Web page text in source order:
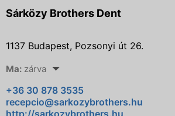
Sárközy Brothers Dent
1137 Budapest, Pozsonyi út 26.
Ma: zárva
+36 30 878 3535
recepcio@sarkozybrothers.hu
http://sarkozybrothers.hu